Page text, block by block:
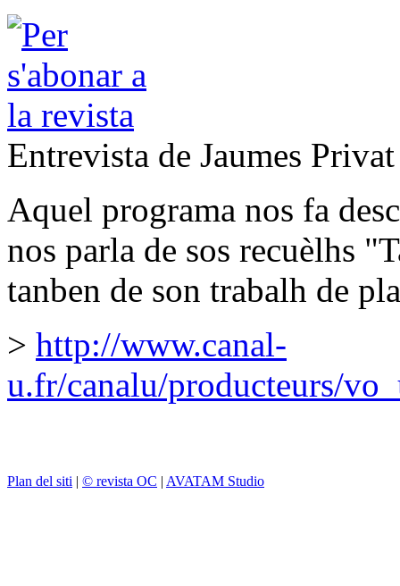
Entrevista de Jaumes
Aquel programa nos fa
nos parla de sos recuèlhs
tanben de son trabalh de
> http://www.canal-
u.fr/canalu/producteurs/
Plan del siti | © revista OC | AVATAM Studio